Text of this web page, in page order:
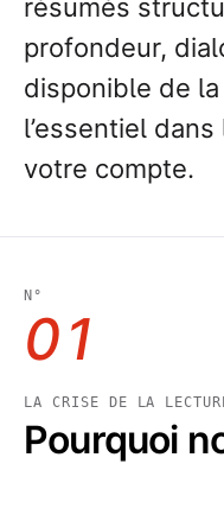
résumés
profondeur,
disponible de
l’essentiel
votre compte.
N°
01
LA CRISE DE LA
Pourquoi